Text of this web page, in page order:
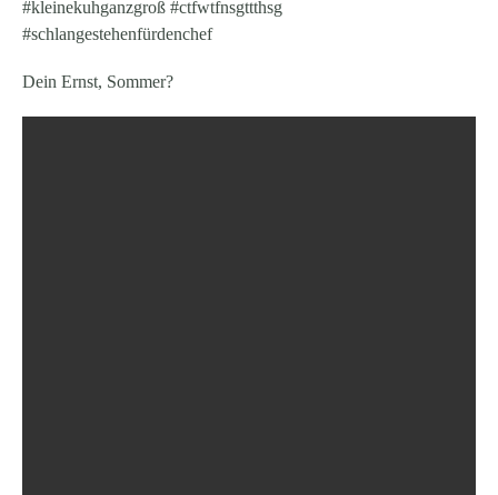
#kleinekuhganzgroß #ctfwtfnsgttthsg
#schlangestehenfürdenchef
Dein Ernst, Sommer?